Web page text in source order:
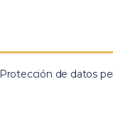
Protección de datos